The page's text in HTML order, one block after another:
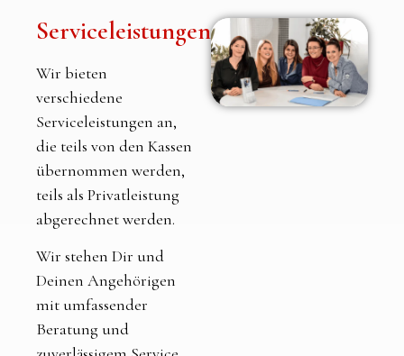
Serviceleistungen
Wir bieten
verschiedene
Serviceleistungen an,
die teils von den Kassen
übernommen werden,
teils als Privatleistung
abgerechnet werden.
Wir stehen Dir und
Deinen Angehörigen
mit umfassender
Beratung und